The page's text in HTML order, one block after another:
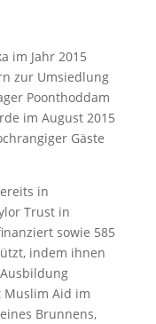
im Jahr 2015
zur Umsiedlung
Poonthoddam
im August 2015
Gäste
in
Trust in
sowie 585
indem ihnen
Aid im
Brunnens,